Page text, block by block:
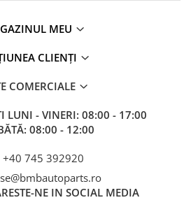
MEU
CLIENȚI
COMERCIALE
LUNI - VINERI: 08:00 - 17:00
08:00 - 12:00
+40 745 392920
NE IN SOCIAL MEDIA